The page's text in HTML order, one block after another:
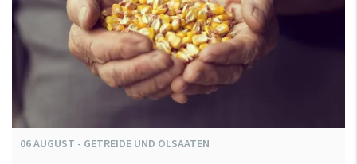
06AUGUST - GETREIDE UND ÖLSAATEN